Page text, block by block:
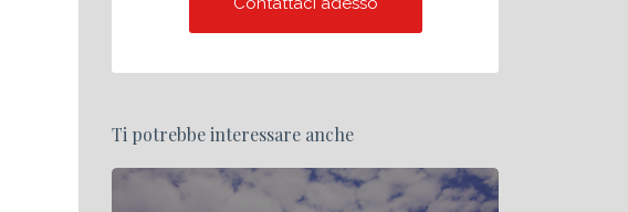
Ti potrebbe interessare anche